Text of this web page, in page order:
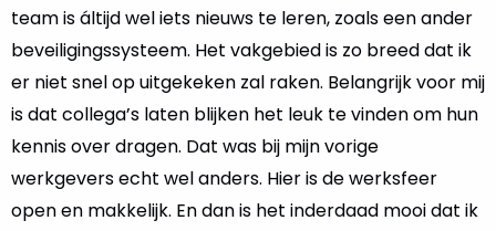
team is áltijd wel iets nieuws te leren, zoals een ander
beveiligingssysteem. Het vakgebied is zo breed dat ik
er niet snel op uitgekeken zal raken. Belangrijk voor mij
is dat collega’s laten blijken het leuk te vinden om hun
kennis over dragen. Dat was bij mijn vorige
werkgevers echt wel anders. Hier is de werksfeer
open en makkelijk. En dan is het inderdaad mooi dat ik